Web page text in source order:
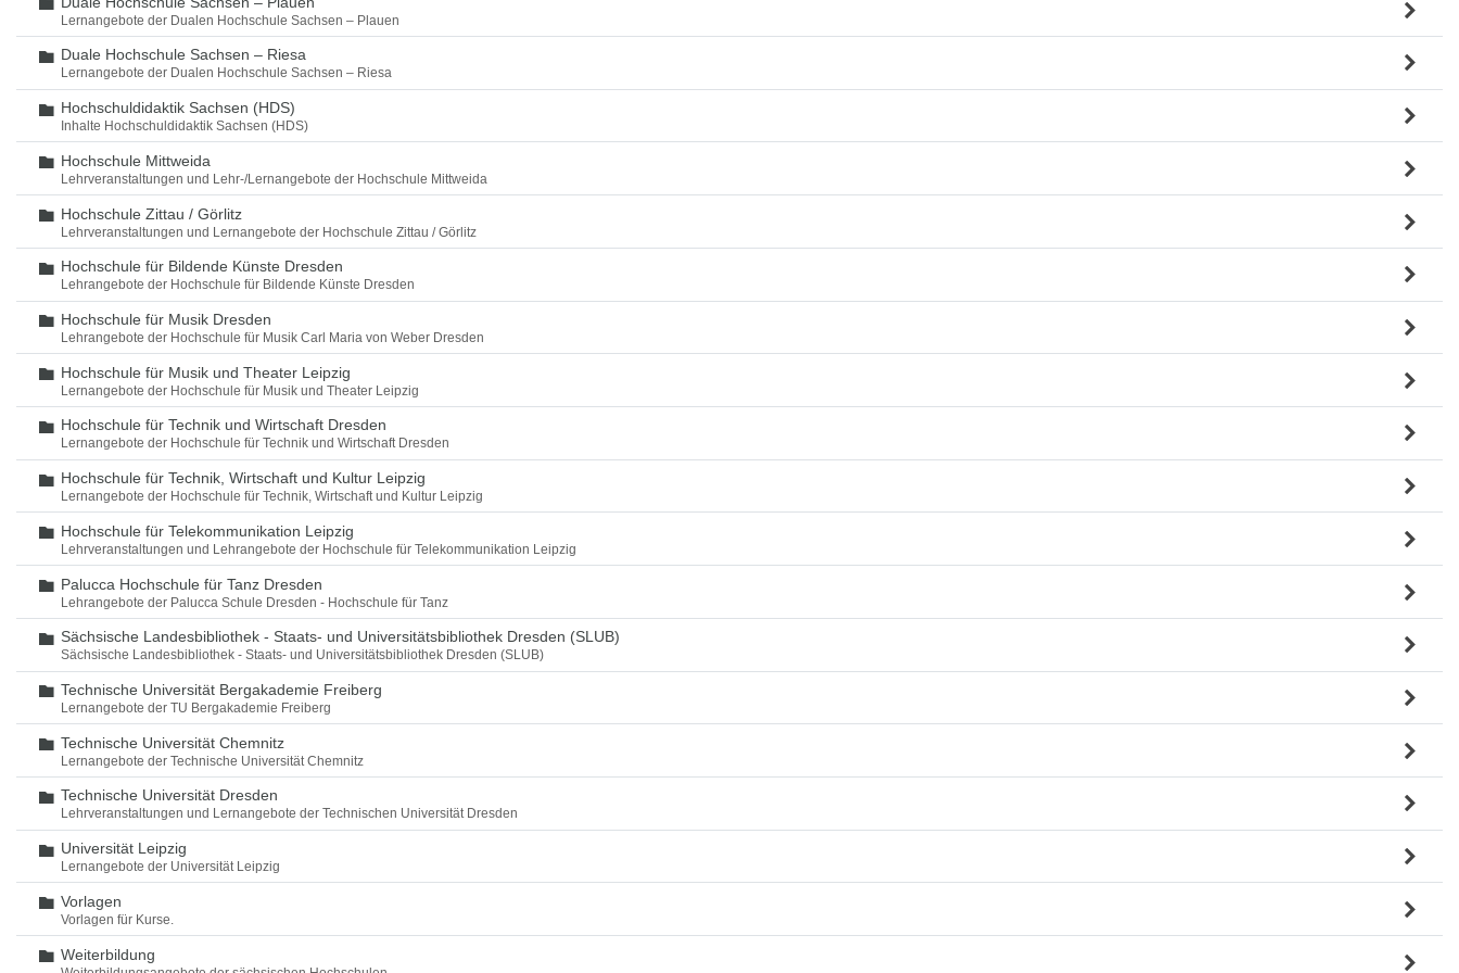
Lernangebote der Dualen Hochschule Sachsen – Plauen
Ordner
Duale Hochschule Sachsen – Riesa
Lernangebote der Dualen Hochschule Sachsen – Riesa
Ordner
Hochschuldidaktik Sachsen (HDS)
Inhalte Hochschuldidaktik Sachsen (HDS)
Ordner
Hochschule Mittweida
Lehrveranstaltungen und Lehr-/Lernangebote der Hochschule Mittweida
Ordner
Hochschule Zittau / Görlitz
Lehrveranstaltungen und Lernangebote der Hochschule Zittau / Görlitz
Ordner
Hochschule für Bildende Künste Dresden
Lehrangebote der Hochschule für Bildende Künste Dresden
Ordner
Hochschule für Musik Dresden
Lehrangebote der Hochschule für Musik Carl Maria von Weber Dresden
Ordner
Hochschule für Musik und Theater Leipzig
Lernangebote der Hochschule für Musik und Theater Leipzig
Ordner
Hochschule für Technik und Wirtschaft Dresden
Lernangebote der Hochschule für Technik und Wirtschaft Dresden
Ordner
Hochschule für Technik, Wirtschaft und Kultur Leipzig
Lernangebote der Hochschule für Technik, Wirtschaft und Kultur Leipzig
Ordner
Hochschule für Telekommunikation Leipzig
Lehrveranstaltungen und Lehrangebote der Hochschule für Telekommunikation Leipzig
Ordner
Palucca Hochschule für Tanz Dresden
Lehrangebote der Palucca Schule Dresden - Hochschule für Tanz
Ordner
Sächsische Landesbibliothek - Staats- und Universitätsbibliothek Dresden (SLUB)
Sächsische Landesbibliothek - Staats- und Universitätsbibliothek Dresden (SLUB)
Ordner
Technische Universität Bergakademie Freiberg
Lernangebote der TU Bergakademie Freiberg
Ordner
Technische Universität Chemnitz
Lernangebote der Technische Universität Chemnitz
Ordner
Technische Universität Dresden
Lehrveranstaltungen und Lernangebote der Technischen Universität Dresden
Ordner
Universität Leipzig
Lernangebote der Universität Leipzig
Ordner
Vorlagen
Vorlagen für Kurse.
Ordner
Weiterbildung